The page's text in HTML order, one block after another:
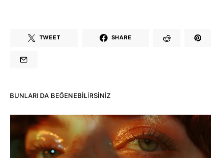
TWEET SHARE
BUNLARI DA BEĞENEBILIRSINIZ